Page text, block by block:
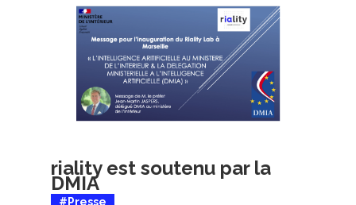
riality est soutenu par la
DMIA
#Presse